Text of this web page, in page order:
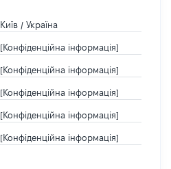
Київ / Україна
[Конфіденційна інформація]
[Конфіденційна інформація]
[Конфіденційна інформація]
[Конфіденційна інформація]
[Конфіденційна інформація]